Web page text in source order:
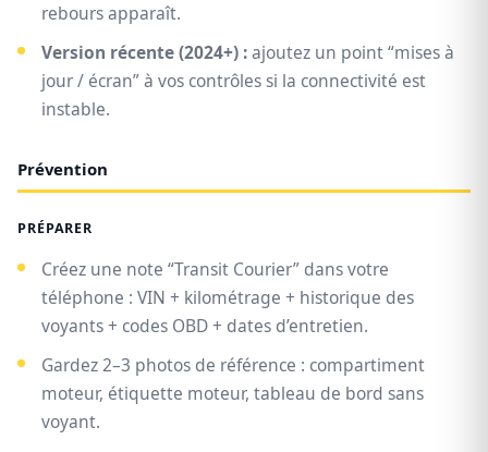
rebours apparaît.
Version récente (2024+) :ajoutez un point “mises à
jour / écran” à vos contrôles si la connectivité est
instable.
Prévention
PRÉPARER
Créez une note “Transit Courier” dans votre
téléphone : VIN + kilométrage + historique des
voyants + codes OBD + dates d’entretien.
Gardez 2–3 photos de référence : compartiment
moteur, étiquette moteur, tableau de bord sans
voyant.